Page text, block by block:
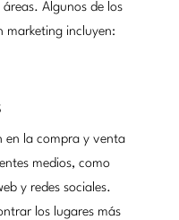
áreas. Algunos de los
marketing incluyen:
en la compra y venta
medios, como
y redes sociales.
los lugares más